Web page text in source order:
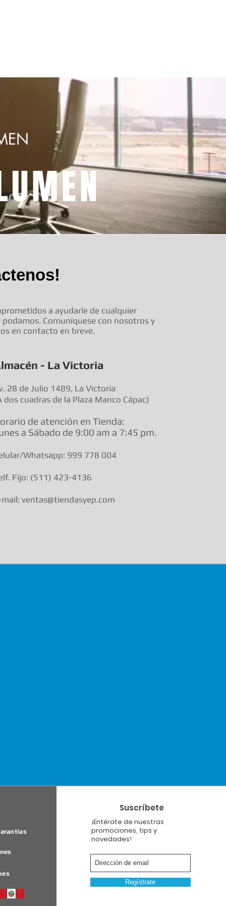
a ayudarle de cualquier
Comuníquese con nosotros y
en contacto en breve.
- La Victoria
28 de Julio 1489, La Victoria
dos cuadras de la Plaza Manco Cápac)
de atención en Tienda:
a Sábado de 9:00 am a 7:45 pm.
Whatsapp: 999 778 004
Fijo: (511) 423-4136
mail: ventas@tiendasyep.com
Suscríbete
¡Entérate de nuestras
promociones, tips y
novedades!
Regístrate